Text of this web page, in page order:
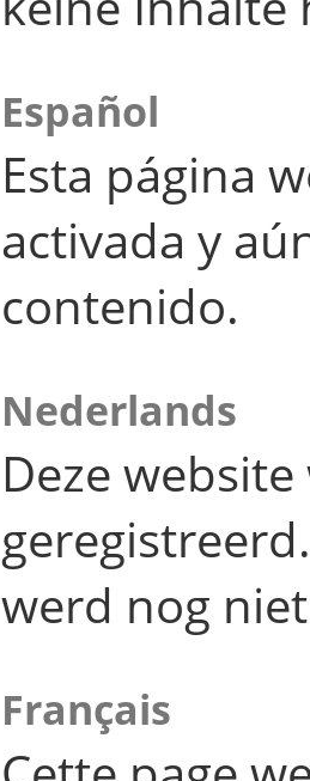
Español
Esta página
activada y
contenido.
Nederlands
Deze
werd nog
Français